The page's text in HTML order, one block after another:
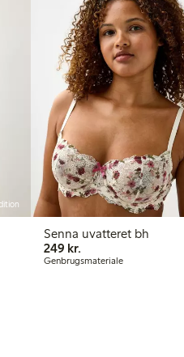
Senna uvatteret bh
249 kr.
Genbrugsmateriale